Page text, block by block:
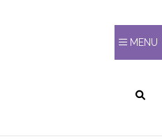
MENU